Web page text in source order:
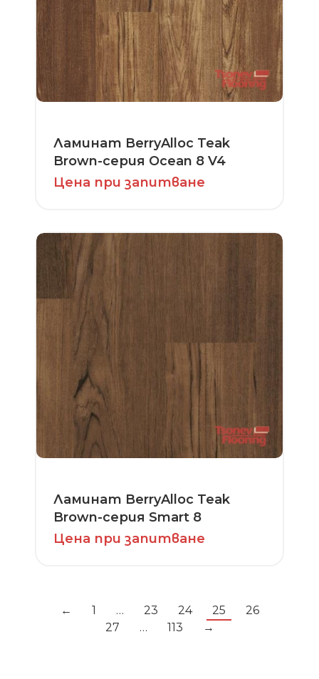
Ламинат BerryAlloc Teak
Brown-серия Ocean 8 V4
Цена при запитване
Ламинат BerryAlloc Teak
Brown-серия Smart 8
Цена при запитване
← 1 … 23 24 25
26
27
… 113 →